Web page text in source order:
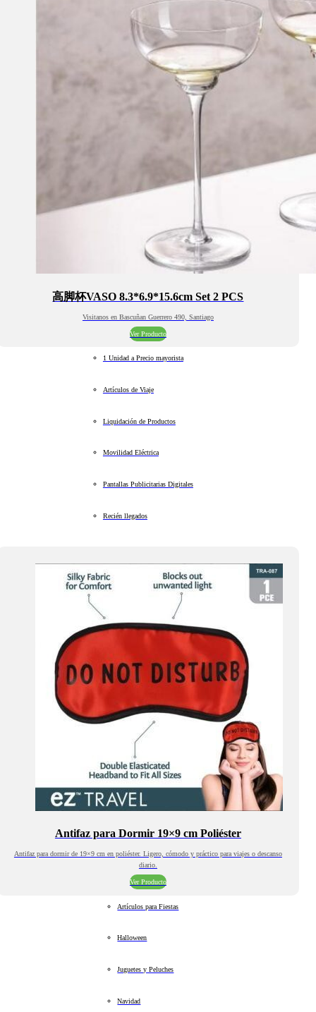
高脚杯VASO 8.3*6.9*15.6cm Set 2 PCS
Visitanos en Bascuñan Guerrero 490, Santiago
Ver Producto
1 Unidad a Precio mayorista
Artículos de Viaje
Liquidación de Productos
Movilidad Eléctrica
Pantallas Publicitarias Digitales
Recién llegados
Antifaz para Dormir 19×9 cm Poliéster
Antifaz para dormir de 19×9 cm en poliéster. Ligero, cómodo y práctico para viajes o descanso
diario.
Ver Producto
Artículos para Fiestas
Halloween
Juguetes y Peluches
Navidad